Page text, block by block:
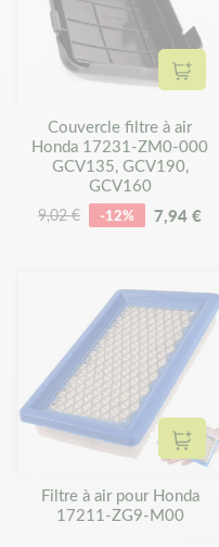
Couvercle filtre à air
Honda 17231-ZM0-000
GCV135, GCV190,
GCV160
9,02 € -12% 7,94 €
Filtre à air pour Honda
17211-ZG9-M00